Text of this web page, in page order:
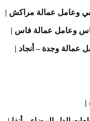
وعامل عمالة مراكش |
وعامل عمالة فاس |
وجدة – أنجاد |
|